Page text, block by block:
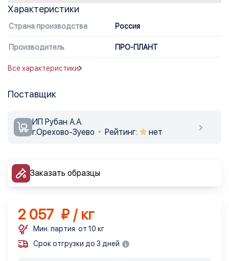
Характеристики
Страна производства Россия
Производитель ПРО-ПЛАНТ
Все характеристики
Поставщик
ИП Рубан А.А.
г.Орехово-Зуево
Рейтинг: нет
Заказать образцы
2 057 ₽ / кг
Мин. партия: от 10 кг
Срок отгрузки до 3 дней